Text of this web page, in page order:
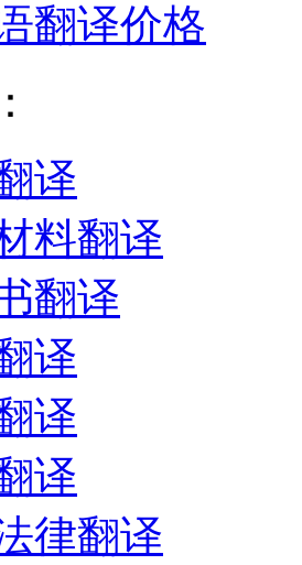
翻译价格
：
译
料翻译
翻译
译
译
译
律翻译